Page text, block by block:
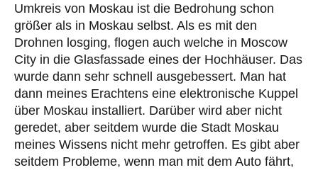
Umkreis von Moskau ist die Bedrohung schon
größer als in Moskau selbst. Als es mit den
Drohnen losging, flogen auch welche in Moscow
City in die Glasfassade eines der Hochhäuser. Das
wurde dann sehr schnell ausgebessert. Man hat
dann meines Erachtens eine elektronische Kuppel
über Moskau installiert. Darüber wird aber nicht
geredet, aber seitdem wurde die Stadt Moskau
meines Wissens nicht mehr getroffen. Es gibt aber
seitdem Probleme, wenn man mit dem Auto fährt,